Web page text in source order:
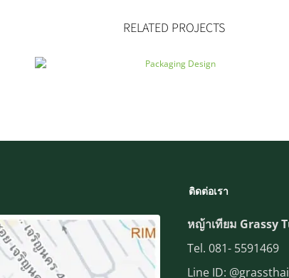
RELATED PROJECTS
ติดต่อเรา
หญ้าเทียม Grassy
Tel. 081- 5591469
Line ID: @grassthai